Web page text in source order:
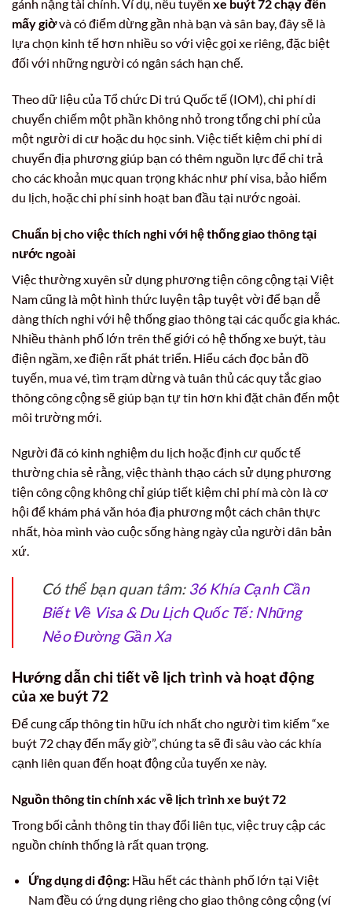
gánh nặng tài chính. Ví dụ, nếu tuyến xe buýt 72 chạy đến
mấy giờvà có điểm dừng gần nhà bạn và sân bay, đây sẽ là
lựa chọn kinh tế hơn nhiều so với việc gọi xe riêng, đặc biệt
đối với những người có ngân sách hạn chế.
Theo dữ liệu của Tổ chức Di trú Quốc tế (IOM), chi phí di
chuyển chiếm một phần không nhỏ trong tổng chi phí của
một người di cư hoặc du học sinh. Việc tiết kiệm chi phí di
chuyển địa phương giúp bạn có thêm nguồn lực để chi trả
cho các khoản mục quan trọng khác như phí visa, bảo hiểm
du lịch, hoặc chi phí sinh hoạt ban đầu tại nước ngoài.
Chuẩn bị cho việc thích nghi với hệ thống giao thông tại
nước ngoài
Việc thường xuyên sử dụng phương tiện công cộng tại Việt
Nam cũng là một hình thức luyện tập tuyệt vời để bạn dễ
dàng thích nghi với hệ thống giao thông tại các quốc gia khác.
Nhiều thành phố lớn trên thế giới có hệ thống xe buýt, tàu
điện ngầm, xe điện rất phát triển. Hiểu cách đọc bản đồ
tuyến, mua vé, tìm trạm dừng và tuân thủ các quy tắc giao
thông công cộng sẽ giúp bạn tự tin hơn khi đặt chân đến một
môi trường mới.
Người đã có kinh nghiệm du lịch hoặc định cư quốc tế
thường chia sẻ rằng, việc thành thạo cách sử dụng phương
tiện công cộng không chỉ giúp tiết kiệm chi phí mà còn là cơ
hội để khám phá văn hóa địa phương một cách chân thực
nhất, hòa mình vào cuộc sống hàng ngày của người dân bản
xứ.
Có thể bạn quan tâm: 36 Khía Cạnh Cần
Biết Về Visa & Du Lịch Quốc Tế: Những
Nẻo Đường Gần Xa
Hướng dẫn chi tiết về lịch trình và hoạt động
của xe buýt 72
Để cung cấp thông tin hữu ích nhất cho người tìm kiếm “xe
buýt 72 chạy đến mấy giờ”, chúng ta sẽ đi sâu vào các khía
cạnh liên quan đến hoạt động của tuyến xe này.
Nguồn thông tin chính xác về lịch trình xe buýt 72
Trong bối cảnh thông tin thay đổi liên tục, việc truy cập các
nguồn chính thống là rất quan trọng.
Ứng dụng di động:Hầu hết các thành phố lớn tại Việt
Nam đều có ứng dụng riêng cho giao thông công cộng (ví